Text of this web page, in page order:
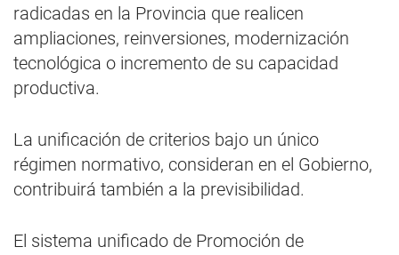
radicadas en la Provincia que realicen
ampliaciones, reinversiones, modernización
tecnológica o incremento de su capacidad
productiva.
La unificación de criterios bajo un único
régimen normativo, consideran en el Gobierno,
contribuirá también a la previsibilidad.
El sistema unificado de Promoción de